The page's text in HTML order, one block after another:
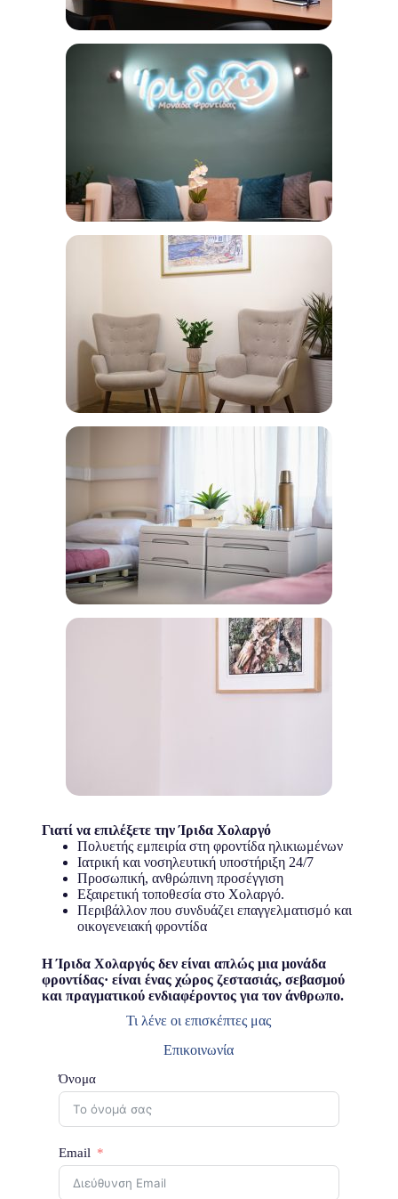
Γιατί να επιλέξετε την Ίριδα Χολαργό
Πολυετής εμπειρία στη φροντίδα ηλικιωμένων
Ιατρική και νοσηλευτική υποστήριξη 24/7
Προσωπική, ανθρώπινη προσέγγιση
Εξαιρετική τοποθεσία στο Χολαργό.
Περιβάλλον που συνδυάζει επαγγελματισμό και
οικογενειακή φροντίδα
Η Ίριδα Χολαργός δεν είναι απλώς μια μονάδα
φροντίδας· είναι ένας χώρος ζεστασιάς, σεβασμού
και πραγματικού ενδιαφέροντος για τον άνθρωπο.
Τι λένε οι επισκέπτες μας
Επικοινωνία
Όνομα
Email